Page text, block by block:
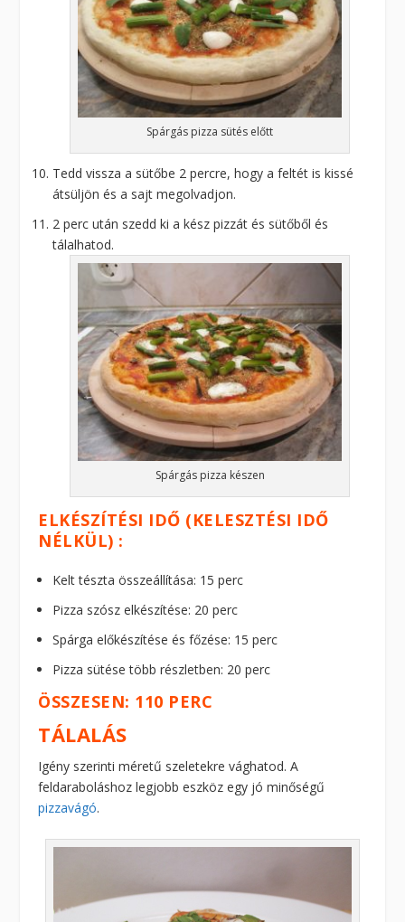
Spárgás pizza sütés előtt
Tedd vissza a sütőbe 2 percre, hogy a feltét is kissé
átsüljön és a sajt megolvadjon.
2 perc után szedd ki a kész pizzát és sütőből és
tálalhatod.
Spárgás pizza készen
ELKÉSZÍTÉSI IDŐ (KELESZTÉSI IDŐ
NÉLKÜL) :
Kelt tészta összeállítása: 15 perc
Pizza szósz elkészítése: 20 perc
Spárga előkészítése és főzése: 15 perc
Pizza sütése több részletben: 20 perc
ÖSSZESEN: 110 PERC
TÁLALÁS
Igény szerinti méretű szeletekre vághatod. A
feldaraboláshoz legjobb eszköz egy jó minőségű
pizzavágó.